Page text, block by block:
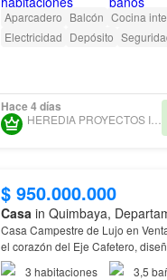
Aparcadero Balcón Cocina
Electricidad Depósito
Hace 4 días
HEREDIA PROYECTOS INMOBILIARIOS SAS
$ 950.000.000
Casa in Quimbaya,
Casa Campestre de Lujo en
el corazón del Eje Cafetero,
destacadas 📍 Ubicación
3 habitaciones 3,5